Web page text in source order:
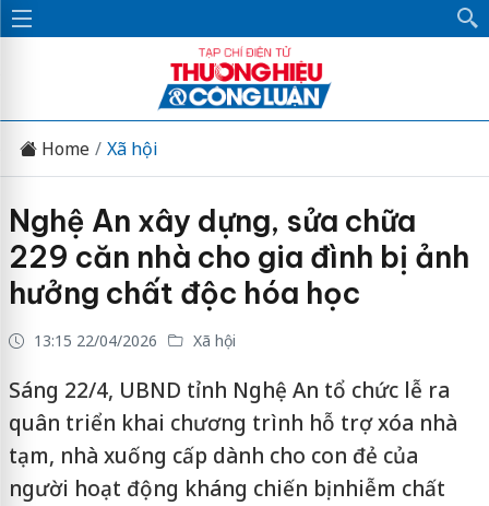
Home Xã hội
Nghệ An xây dựng, sửa chữa
229 căn nhà cho gia đình bị ảnh
hưởng chất độc hóa học
13:15 22/04/2026 Xã hội
Sáng 22/4, UBND tỉnh Nghệ An tổ chức lễ ra
quân triển khai chương trình hỗ trợ xóa nhà
tạm, nhà xuống cấp dành cho con đẻ của
người hoạt động kháng chiến bị nhiễm chất